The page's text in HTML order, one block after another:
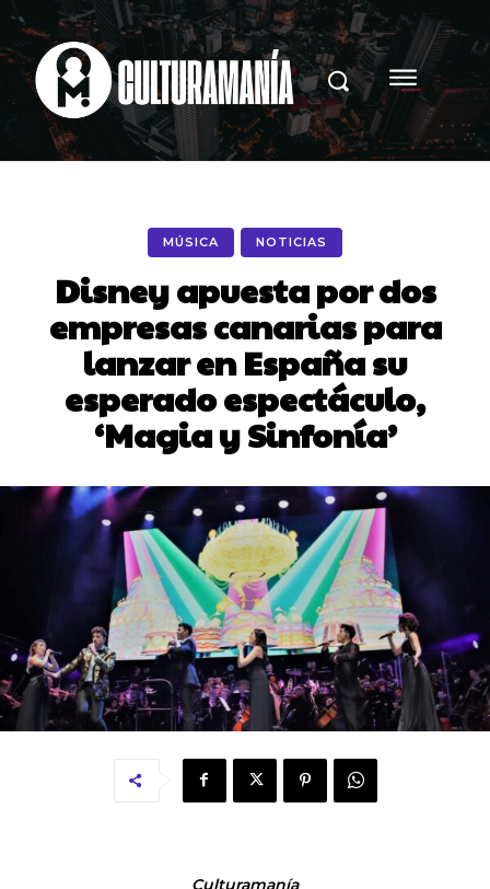
MÚSICA NOTICIAS
Disney apuesta por dos
empresas canarias para
lanzar en España su
esperado espectáculo,
‘Magia y Sinfonía’
Culturamanía